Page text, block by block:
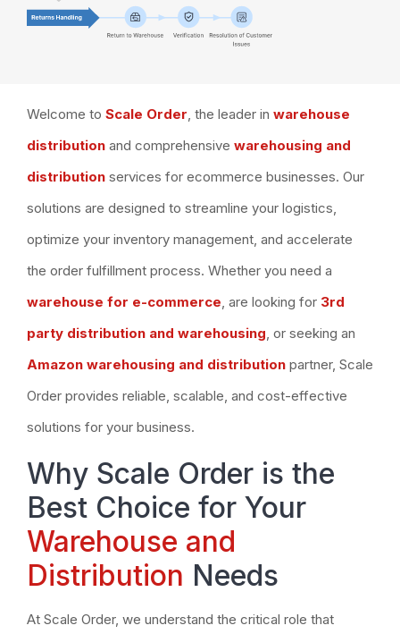
Welcome to Scale Order , the leader in warehouse
distribution and comprehensive warehousing and
distribution services for ecommerce businesses. Our
solutions are designed to streamline your logistics,
optimize your inventory management, and accelerate
the order fulfillment process. Whether you need a
warehouse for e-commerce , are looking for 3rd
party distribution and warehousing , or seeking an
Amazon warehousing and distribution partner, Scale
Order provides reliable, scalable, and cost-effective
solutions for your business.
Why Scale Order is the
Best Choice for Your
Warehouse and
Distribution Needs
At Scale Order, we understand the critical role that